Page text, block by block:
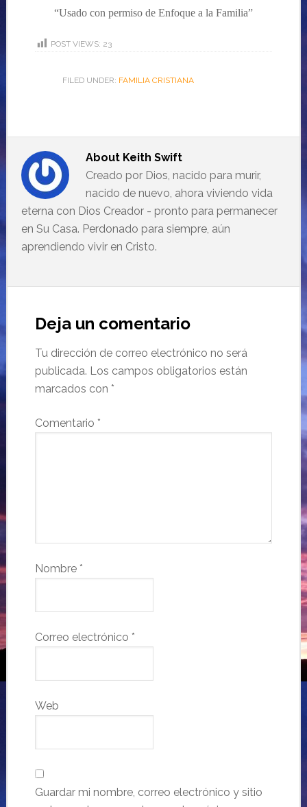
“Usado con permiso de Enfoque a la Familia”
POST VIEWS: 23
FILED UNDER: FAMILIA CRISTIANA
About Keith Swift
Creado por Dios, nacido para murir,
nacido de nuevo, ahora viviendo vida
eterna con Dios Creador - pronto para permanecer
en Su Casa. Perdonado para siempre, aún
aprendiendo vivir en Cristo.
Deja un comentario
Tu dirección de correo electrónico no será
publicada. Los campos obligatorios están
marcados con *
Comentario *
Nombre *
Correo electrónico *
Web
Guardar mi nombre, correo electrónico y sitio